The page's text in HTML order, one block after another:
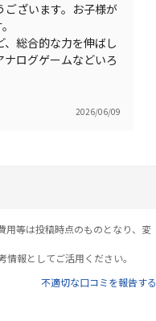
ございます。お子様が
総合的な力を伸ばし
ログゲームなどいろ
2026/06/09
用等は投稿時点のものとなり、変
報としてご活用ください。
不適切な口コミを報告する